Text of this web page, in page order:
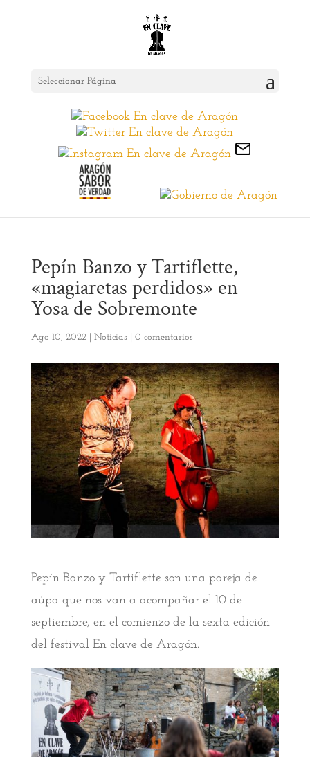
Seleccionar Página
Pepín Banzo y Tartiflette,
«magiaretas perdidos» en
Yosa de Sobremonte
Ago 10, 2022| Noticias 0 comentarios
Pepín Banzo y Tartiflette son una pareja de
aúpa que nos van a acompañar el 10 de
septiembre, en el comienzo de la sexta edición
del festival En clave de Aragón.